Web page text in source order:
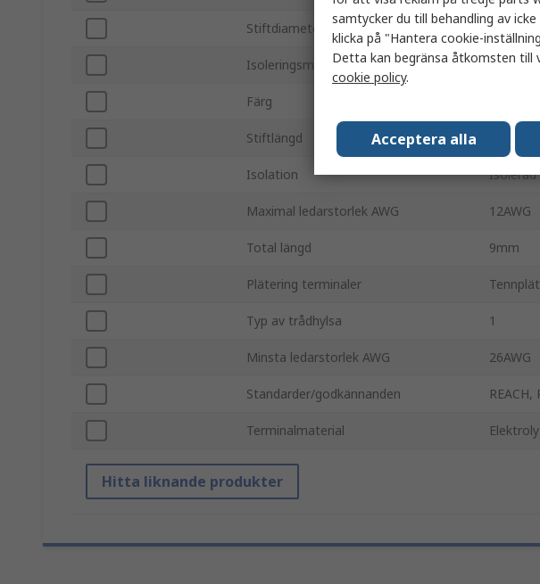
Stiftdiameter 2.8mm
Isoleringsmaterial
Färg
Stiftlängd
Isolation Isolerad
Maximal ledarstorlek AWG 12AWG
Total längd 9mm
Plätering terminaler
Typ av trådhylsa 1
Minsta ledarstorlek AWG 26AWG
Standarder/godkännanden REACH,
Terminalmaterial
Hitta liknande produkter
samtycker du till behandling av
klicka på "Hantera cookie-
Detta kan begränsa åtkomsten till
cookie policy.
Acceptera alla